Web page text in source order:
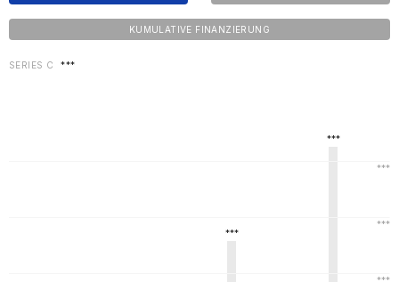
KUMULATIVE FINANZIERUNG
SERIES C ***